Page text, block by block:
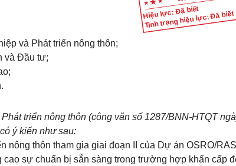
Hiệu lực: Đã biết
Tình trạng hiệu lực: Đã biết
và Phát triển nông thôn;
và Đầu tư;
triển nông thôn (công văn số 1287/BNN-HTQT
ý kiến như sau:
nông thôn tham gia giai đoạn II của Dự án OSRO/
cao sự chuẩn bị sẵn sàng trong trường hợp khẩn cấp